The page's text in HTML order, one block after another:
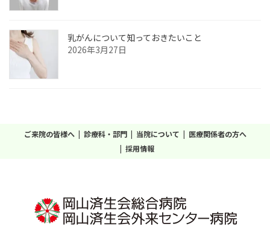
乳がんについて知っておきたいこと
2026年3月27日
ご来院の皆様へ 診療科・部門 当院について
医療関係者の方へ
採用情報